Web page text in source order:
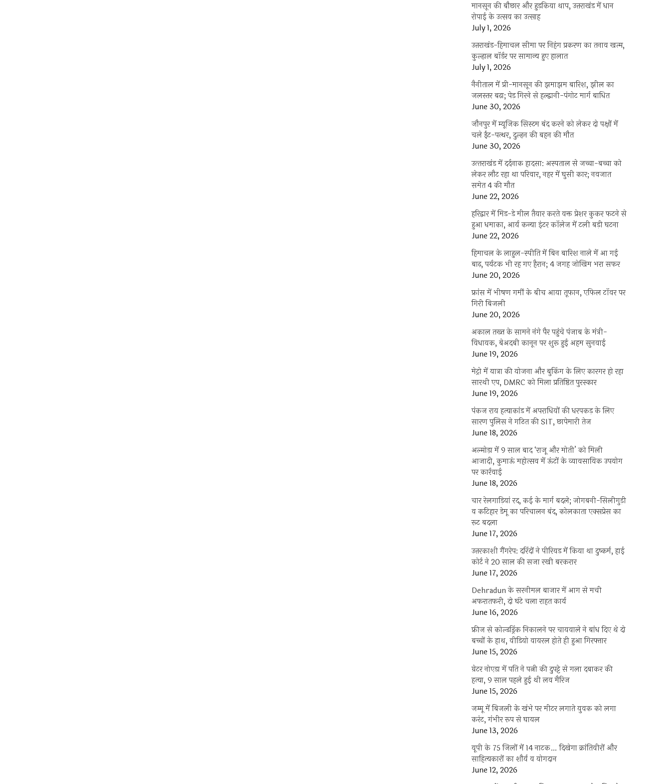
मानसून की बौछार और हुड़किया थाप, उत्तराखंड में धान
रोपाई के उत्सव का उत्साह
July 1, 2026
उत्तराखंड-हिमाचल सीमा पर निहंग प्रकरण का तनाव खत्म,
कुल्हाल बॉर्डर पर सामान्य हुए हालात
July 1, 2026
नैनीताल में प्री-मानसून की झमाझम बारिश, झील का
जलस्तर बढ़ा; पेड़ गिरने से हल्द्वानी-पंगोट मार्ग बाधित
June 30, 2026
जौनपुर में म्यूजिक सिस्टम बंद करने को लेकर दो पक्षों में
चले ईंट-पत्थर, दुल्हन की बहन की मौत
June 30, 2026
उत्‍तराखंड में दर्दनाक हादसा: अस्पताल से जच्चा-बच्चा को
लेकर लौट रहा था परिवार, नहर में घुसी कार; नवजात
समेत 4 की मौत
June 22, 2026
हरिद्वार में मिड-डे मील तैयार करते वक्त प्रेशर कुकर फटने से
हुआ धमाका, आर्य कन्या इंटर कॉलेज में टली बड़ी घटना
June 22, 2026
हिमाचल के लाहुल-स्पीति में बिन बारिश नाले में आ गई
बाढ़, पर्यटक भी रह गए हैरान; 4 जगह जोखिम भरा सफर
June 20, 2026
फ्रांस में भीषण गर्मी के बीच आया तूफान, एफिल टॉवर पर
गिरी बिजली
June 20, 2026
अकाल तख्त के सामने नंगे पैर पहुंचे पंजाब के मंत्री-
विधायक, बेअदबी कानून पर शुरू हुई अहम सुनवाई
June 19, 2026
मेट्रो में यात्रा की योजना और बुकिंग के लिए कारगर हो रहा
सारथी एप, DMRC को मिला प्रतिष्ठित पुरस्कार
June 19, 2026
पंकज राय हत्याकांड में अपराधियों की धरपकड़ के लिए
सारण पुलिस ने गठित की SIT, छापेमारी तेज
June 18, 2026
अल्मोड़ा में 9 साल बाद ‘राजू और मोती’ को मिली
आजादी, कुमाऊं महोत्सव में ऊंटों के व्यावसायिक उपयोग
पर कार्रवाई
June 18, 2026
चार रेलगाड़ियां रद, कई के मार्ग बदले; जोगबनी-सिलीगुड़ी
व कटिहार डेमू का परिचालन बंद, कोलकाता एक्सप्रेस का
रूट बदला
June 17, 2026
उत्तरकाशी गैंगरेप: दरिंदों ने पीरियड में किया था दुष्कर्म, हाई
कोर्ट ने 20 साल की सजा रखी बरकरार
June 17, 2026
Dehradun के सरनीमल बाजार में आग से मची
अफरातफरी, दो घंटे चला राहत कार्य
June 16, 2026
फ्रीज से कोल्डड्रिंक निकालने पर चायवाले ने बांध दिए थे दो
बच्चों के हाथ, वीडियो वायरल होते ही हुआ गिरफ्तार
June 15, 2026
ग्रेटर नोएडा में पति ने पत्नी की दुपट्टे से गला दबाकर की
हत्या, 9 साल पहले हुई थी लव मैरिज
June 15, 2026
जम्मू में बिजली के खंभे पर मीटर लगाते युवक को लगा
करंट, गंभीर रूप से घायल
June 13, 2026
यूपी के 75 जिलों में 14 नाटक… दिखेगा क्रांतिवीरों और
साहित्यकारों का शौर्य व योगदान
June 12, 2026